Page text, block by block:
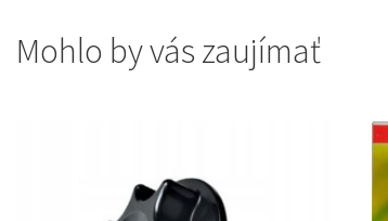
Mohlo by vás zaujímať